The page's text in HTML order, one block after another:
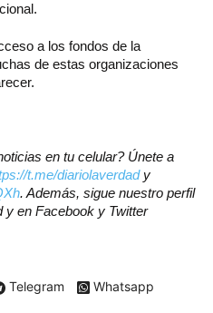
a los fondos de la
de estas organizaciones
en tu celular? Únete a
t.me/diariolaverdady
. Además, sigue nuestro perfil
y en Facebook y Twitter
Telegram Whatsapp